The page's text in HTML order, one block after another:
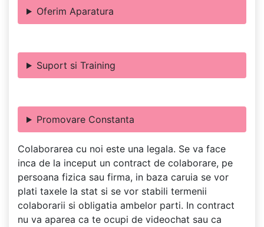
Oferim Aparatura
Suport si Training
Promovare Constanta
Colaborarea cu noi este una legala. Se va face
inca de la inceput un contract de colaborare, pe
persoana fizica sau firma, in baza caruia se vor
plati taxele la stat si se vor stabili termenii
colaborarii si obligatia ambelor parti. In contract
nu va aparea ca te ocupi de videochat sau ca